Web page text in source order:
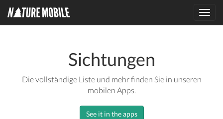
Sichtungen
Die vollständige Liste und mehr finden Sie in unseren
mobilen Apps.
See it in the apps